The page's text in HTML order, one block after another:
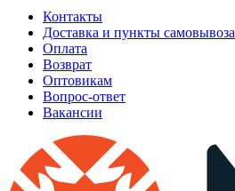
Контакты
Доставка и пункты самовывоза
Оплата
Возврат
Оптовикам
Вопрос-ответ
Вакансии